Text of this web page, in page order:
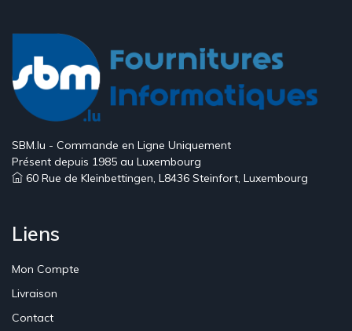
SBM.lu - Commande en Ligne Uniquement
Présent depuis 1985 au Luxembourg
60 Rue de Kleinbettingen, L8436 Steinfort, Luxembourg
Liens
Mon Compte
Livraison
Contact